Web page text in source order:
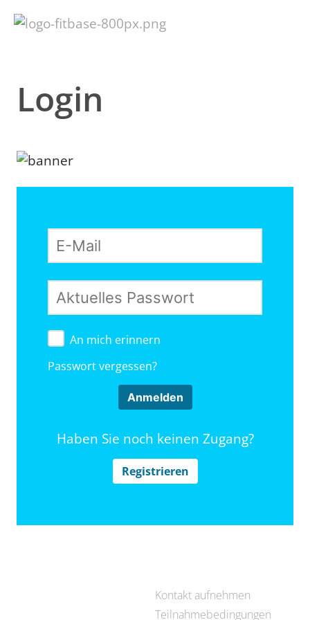
Login
An mich erinnern
Passwort vergessen?
Haben Sie noch keinen Zugang?
Registrieren
Kontakt aufnehmen
Teilnahmebedingungen